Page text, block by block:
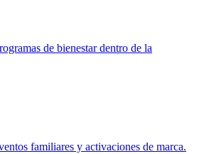
de bienestar dentro de la
familiares y activaciones de marca.